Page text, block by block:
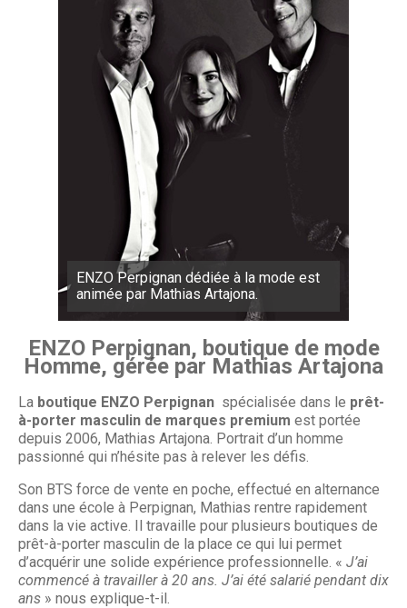
ENZO Perpignan dédiée à la mode est
animée par Mathias Artajona.
ENZO Perpignan, boutique de mode
Homme, gérée par Mathias Artajona
La boutique ENZO Perpignan spécialisée dans le prêt-
à-porter masculin de marques premium est portée
depuis 2006, Mathias Artajona. Portrait d’un homme
passionné qui n’hésite pas à relever les défis.
Son BTS force de vente en poche, effectué en alternance
dans une école à Perpignan, Mathias rentre rapidement
dans la vie active. Il travaille pour plusieurs boutiques de
prêt-à-porter masculin de la place ce qui lui permet
d’acquérir une solide expérience professionnelle. « J’ai
commencé à travailler à 20 ans. J’ai été salarié pendant dix
ans » nous explique-t-il.